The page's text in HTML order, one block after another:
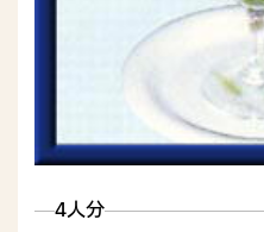
4人分